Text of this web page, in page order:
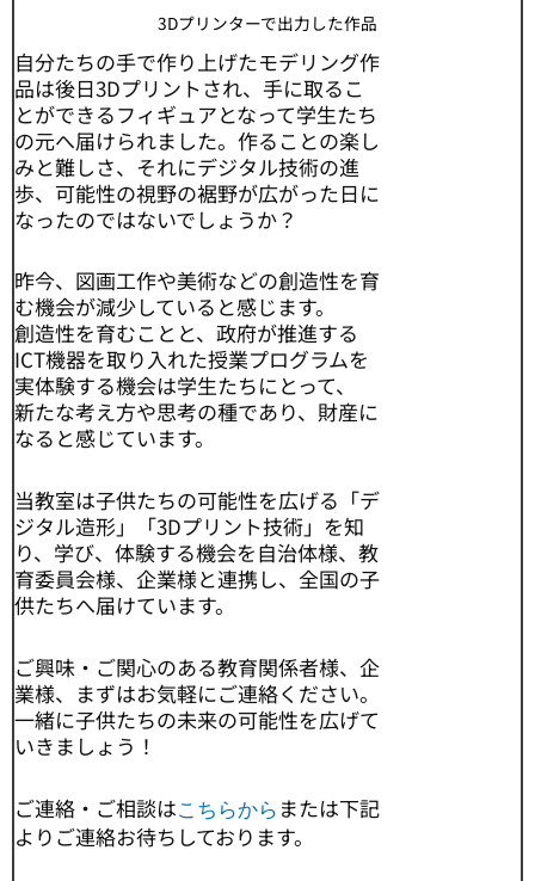
3Dプリンターで出力した作品
自分たちの手で作り上げたモデリング作
品は後日3Dプリントされ、手に取るこ
とができるフィギュアとなって学生たち
の元へ届けられました。作ることの楽し
みと難しさ、それにデジタル技術の進
歩、可能性の視野の裾野が広がった日に
なったのではないでしょうか？
昨今、図画工作や美術などの創造性を育
む機会が減少していると感じます。
創造性を育むことと、政府が推進する
ICT機器を取り入れた授業プログラムを
実体験する機会は学生たちにとって、
新たな考え方や思考の種であり、財産に
なると感じています。
当教室は子供たちの可能性を広げる「デ
ジタル造形」「3Dプリント技術」を知
り、学び、体験する機会を自治体様、教
育委員会様、企業様と連携し、全国の子
供たちへ届けています。
ご興味・ご関心のある教育関係者様、企
業様、まずはお気軽にご連絡ください。
一緒に子供たちの未来の可能性を広げて
いきましょう！
ご連絡・ご相談はこちらから または下記
よりご連絡お待ちしております。